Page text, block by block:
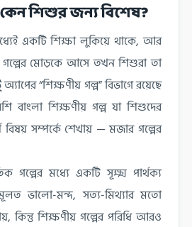
শিশুর জন্য বিশেষ?
একটি শিক্ষা লুকিয়ে থাকে, আর
গল্পের মোড়কে আসে তখন শিশুরা তা
“শিক্ষণীয় গল্প” বিভাগে রয়েছে
বাংলা শিক্ষণীয় গল্প যা শিশুদের
বিষয় সম্পর্কে শেখায় — মজার গল্পের
গল্পের মধ্যে একটি সূক্ষ্ম পার্থক্য
ভালো-মন্দ, সত্য-মিথ্যার মতো
কিন্তু শিক্ষণীয় গল্পের পরিধি আরও